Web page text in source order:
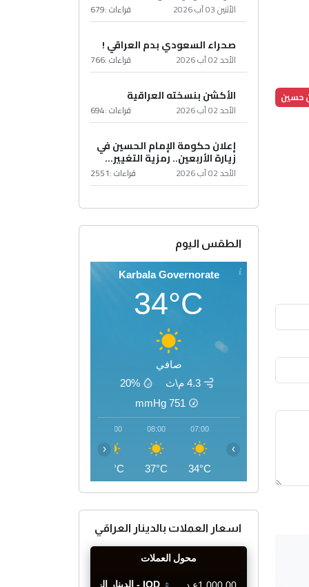
حسين
الأثنين 03 آب 2026 قراءات :679
صحراء السعودي بدم العراقي !
الأحد 02 آب 2026 قراءات :766
الأكشن بنسخته العراقية
الأحد 02 آب 2026 قراءات :694
إعلان حكومة الإمام الحسين في
زيارة الأربعين.. رمزية التغيير...
الأحد 02 آب 2026 قراءات :2551
الطقس اليوم
Karbala Governorate
34°C
صافي
4.3 م\ث
20%
751
mmHg
07:00
34°C
08:00
37°C
09:00
40°C
‹ ›
اسعار العملات بالدينار العراقي